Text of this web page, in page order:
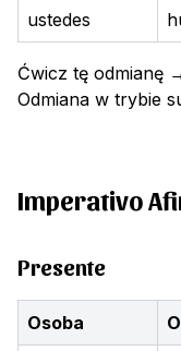
ustedes
Ćwicz tę odmianę
Odmiana w trybie
Imperativo
Presente
Osoba